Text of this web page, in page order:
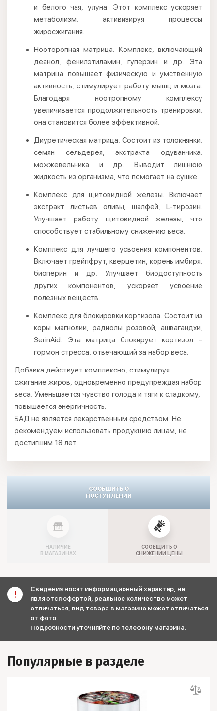
и белого чая, улуна. Этот комплекс ускоряет
метаболизм, активизируя процессы
жиросжигания.
Нооторопная матрица. Комплекс, включающий
деанол, фенилэтиламин, гуперзин и др. Эта
матрица повышает физическую и умственную
активность, стимулирует работу мышц и мозга.
Благодаря ноотропному комплексу
увеличивается продолжительность тренировки,
она становится более эффективной.
Диуретическая матрица. Состоит из толокнянки,
семян сельдерея, экстракта одуванчика,
можжевельника и др. Выводит лишнюю
жидкость из организма, что помогает на сушке.
Комплекс для щитовидной железы. Включает
экстракт листьев оливы, шалфей, L-тирозин.
Улучшает работу щитовидной железы, что
способствует стабильному снижению веса.
Комплекс для лучшего усвоения компонентов.
Включает грейпфрут, кверцетин, корень имбиря,
биоперин и др. Улучшает биодоступность
других компонентов, ускоряет усвоение
полезных веществ.
Комплекс для блокировки кортизола. Состоит из
коры магнолии, радиолы розовой, ашвагандхи,
SerinAid. Эта матрица блокирует кортизол –
гормон стресса, отвечающий за набор веса.
Добавка действует комплексно, стимулируя
сжигание жиров, одновременно предупреждая набор
веса. Уменьшается чувство голода и тяги к сладкому,
повышается энергичность.
БАД не является лекарственным средством. Не
рекомендуем использовать продукцию лицам, не
достигшим 18 лет.
СООБЩИТЬ О
ПОСТУПЛЕНИИ
НАЛИЧИЕ
В МАГАЗИНАХ
СООБЩИТЬ О
СНИЖЕНИИ ЦЕНЫ
Сведения носят информационный характер, не
являются офертой, реальное количество может
отличаться, вид товара в магазине может отличаться
от фото.
Подробности уточняйте по телефону магазина.
Популярные в разделе